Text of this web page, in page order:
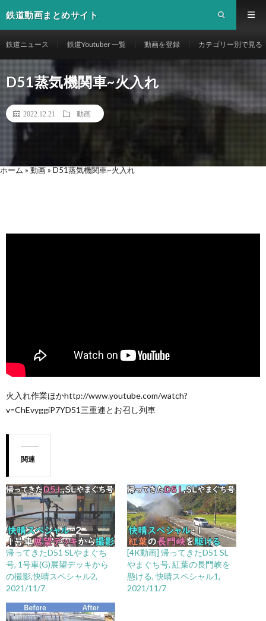
鉄道動画まとめサイト
鉄道ニュース 鉄道Youtuber 一覧 動画を登録 カテゴリー別で見る
D51蒸気機関車~火入れ
2022.12.21 動画
ホーム » 動画 » D51蒸気機関車~火入れ
火入れ作業ほかhttp://www.youtube.com/watch?
v=ChEvyggiP7YD51三重連とお召し列車
関連
帰ってきたD51 SLやまぐち
号, 1号車(G)展望デッキから
の撮影,快晴スペシャル2,
2021/11/7
[4K動画] 帰ってきたD51 SL
やまぐち号, 紅葉の長門峡を
懸ける, 快晴スペシャル1,
2021/11/7